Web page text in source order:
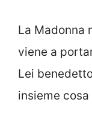
La Madonna
viene a
Lei
insieme